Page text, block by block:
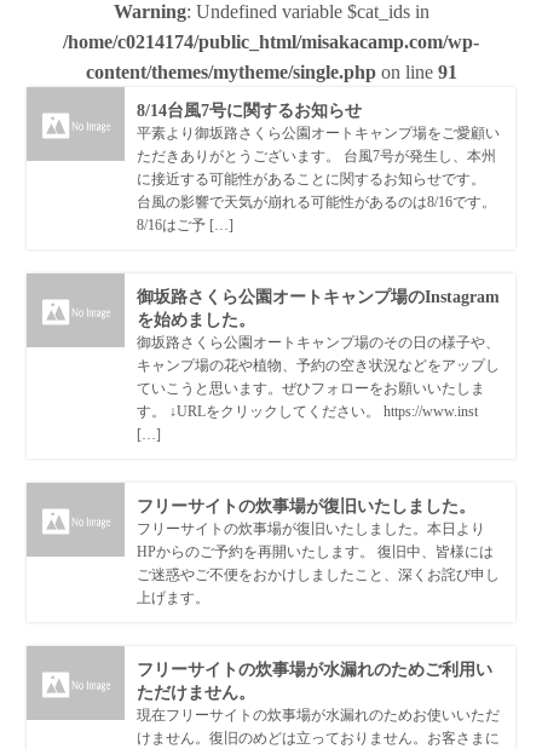
Warning: Undefined variable $cat_ids in
/home/c0214174/public_html/misakacamp.com/wp-
content/themes/mytheme/single.phpon line 91
8/14台風7号に関するお知らせ
平素より御坂路さくら公園オートキャンプ場をご愛顧い
ただきありがとうございます。 台風7号が発生し、本州
に接近する可能性があることに関するお知らせです。
台風の影響で天気が崩れる可能性があるのは8/16です。
8/16はご予 […]
御坂路さくら公園オートキャンプ場のInstagram
を始めました。
御坂路さくら公園オートキャンプ場のその日の様子や、
キャンプ場の花や植物、予約の空き状況などをアップし
ていこうと思います。ぜひフォローをお願いいたしま
す。 ↓URLをクリックしてください。 https://www.inst
[…]
フリーサイトの炊事場が復旧いたしました。
フリーサイトの炊事場が復旧いたしました。本日より
HPからのご予約を再開いたします。 復旧中、皆様には
ご迷惑やご不便をおかけしましたこと、深くお詫び申し
上げます。
フリーサイトの炊事場が水漏れのためご利用い
ただけません。
現在フリーサイトの炊事場が水漏れのためお使いいただ
けません。復旧のめどは立っておりません。お客さまに